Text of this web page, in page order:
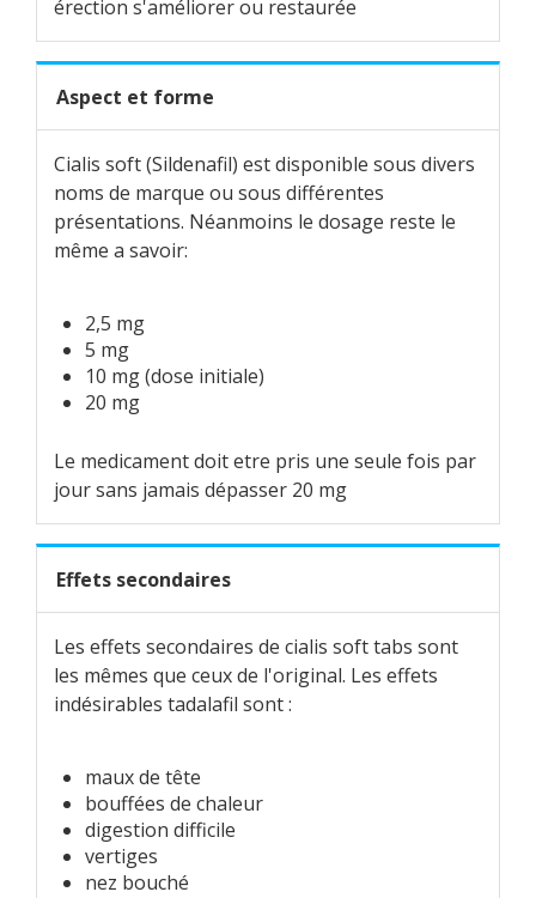
érection s'améliorer ou restaurée
Aspect et forme
Cialis soft (Sildenafil) est disponible sous divers
noms de marque ou sous différentes
présentations. Néanmoins le dosage reste le
même a savoir:
2,5 mg
5 mg
10 mg (dose initiale)
20 mg
Le medicament doit etre pris une seule fois par
jour sans jamais dépasser 20 mg
Effets secondaires
Les effets secondaires de cialis soft tabs sont
les mêmes que ceux de l'original. Les effets
indésirables tadalafil sont :
maux de tête
bouffées de chaleur
digestion difficile
vertiges
nez bouché